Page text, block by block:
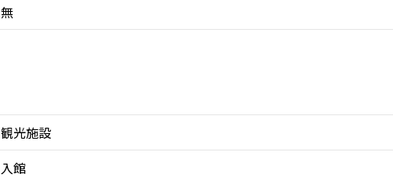
無
観光施設
入館